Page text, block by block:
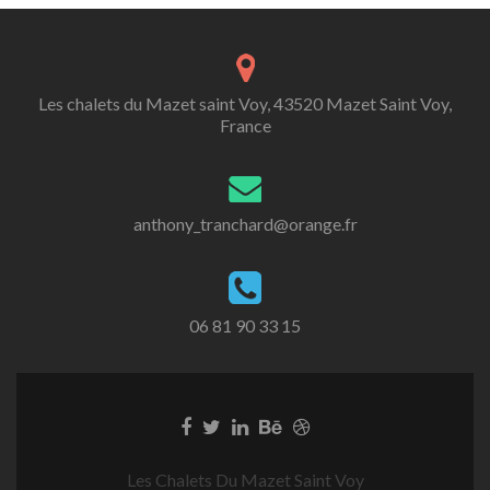
Les chalets du Mazet saint Voy, 43520 Mazet Saint Voy,
France
anthony_tranchard@orange.fr
06 81 90 33 15
Les Chalets Du Mazet Saint Voy